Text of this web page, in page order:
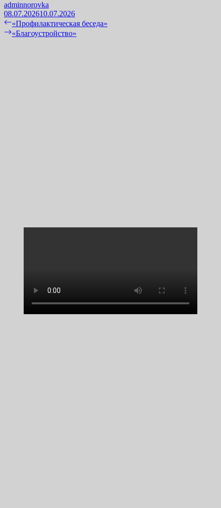
adminnorovka
08.07.202610.07.2026
Навигация
по
Previous
post:
«Профилактическая беседа»
Next
«Благоустройство»